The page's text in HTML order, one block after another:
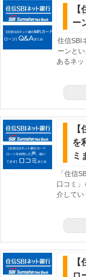
ー
住信SBI
ーンと
あるネ
を
ミ
「住信
口コミ
介してい